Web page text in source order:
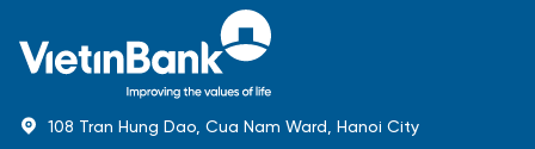
108 Tran Hung Dao, Cua Nam Ward, Hanoi City